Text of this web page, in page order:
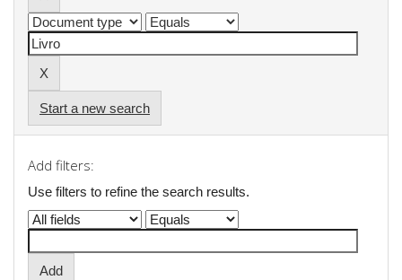
Start a new search
Add filters:
Use filters to refine the search results.